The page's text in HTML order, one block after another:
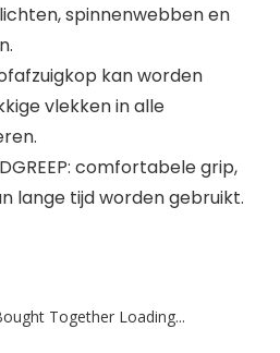
spinnenwebben en
kan worden
vlekken in alle
comfortabele grip,
lange tijd worden gebruikt.
Together Loading...